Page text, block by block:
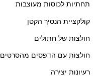
תחתיות לכוסות מעוצבות
קולקציית הנסיך הקטן
חולצות של חתולים
חולצות עם הדפסים מהסרטים
רעיונות יצירה